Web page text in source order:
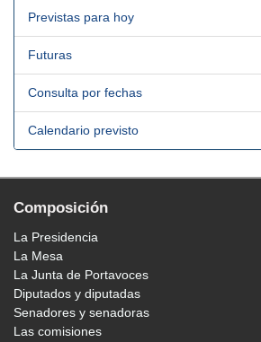
Previstas para hoy
Futuras
Consulta por fechas
Calendario previsto
Composición
La Presidencia
La Mesa
La Junta de Portavoces
Diputados y diputadas
Senadores y senadoras
Las comisiones